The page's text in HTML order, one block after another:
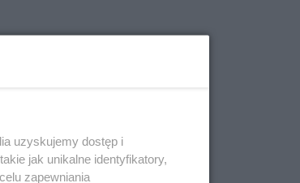
uzyskujemy dostęp i
jak unikalne identyfikatory,
zapewniania